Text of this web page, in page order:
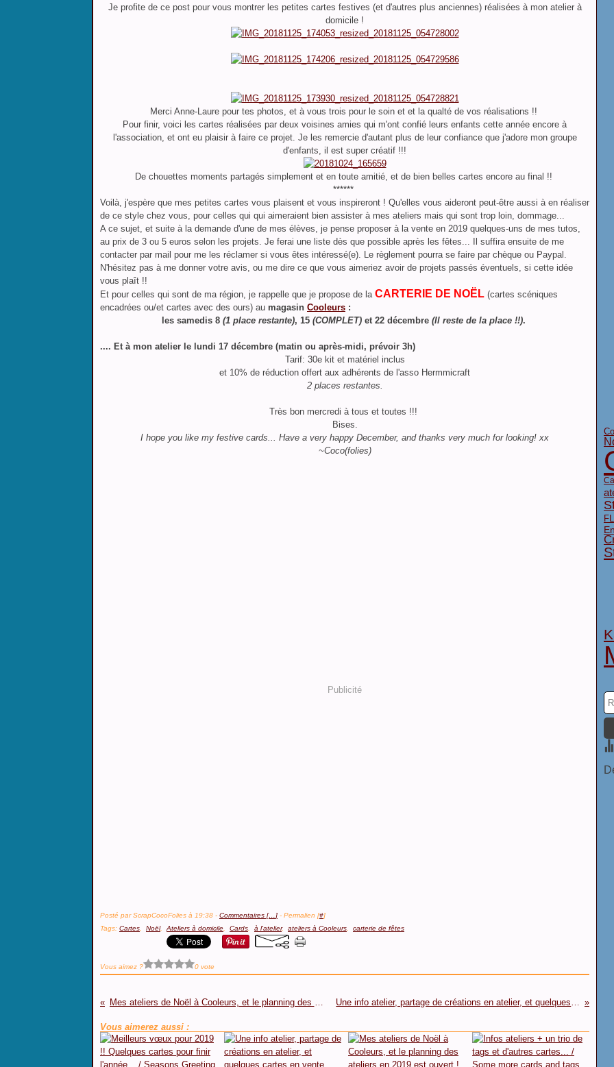
Je profite de ce post pour vous montrer les petites cartes festives (et d'autres plus anciennes) réalisées à mon atelier à
domicile !
Merci Anne-Laure pour tes photos, et à vous trois pour le soin et et la qualté de vos réalisations !!
Pour finir, voici les cartes réalisées par deux voisines amies qui m'ont confié leurs enfants cette année encore à
l'association, et ont eu plaisir à faire ce projet. Je les remercie d'autant plus de leur confiance que j'adore mon groupe
d'enfants, il est super créatif !!!
De chouettes moments partagés simplement et en toute amitié, et de bien belles cartes encore au final !!
******
Voilà, j'espère que mes petites cartes vous plaisent et vous inspireront ! Qu'elles vous aideront peut-être aussi à en réaliser
de ce style chez vous, pour celles qui qui aimeraient bien assister à mes ateliers mais qui sont trop loin, dommage...
A ce sujet, et suite à la demande d'une de mes élèves, je pense proposer à la vente en 2019 quelques-uns de mes tutos,
au prix de 3 ou 5 euros selon les projets. Je ferai une liste dès que possible après les fêtes... Il suffira ensuite de me
contacter par mail pour me les réclamer si vous êtes intéressé(e). Le règlement pourra se faire par chèque ou Paypal.
N'hésitez pas à me donner votre avis, ou me dire ce que vous aimeriez avoir de projets passés éventuels, si cette idée
vous plaît !!
Et pour celles qui sont de ma région, je rappelle que je propose de la CARTERIE DE NOËL (cartes scéniques
encadrées ou/et cartes avec des ours) au magasin Cooleurs :
les samedis 8 (1 place restante), 15(COMPLET)et 22 décembre(Il reste de la place !!).
.... Et à mon atelier le lundi 17 décembre (matin ou après-midi, prévoir 3h)
Tarif: 30e kit et matériel inclus
et 10% de réduction offert aux adhérents de l'asso Hermmicraft
2 places restantes.
Très bon mercredi à tous et toutes !!!
Bises.
I hope you like my festive cards... Have a very happy December, and thanks very much for looking! xx
~Coco(folies)
Publicité
Posté par ScrapCocoFolies à 19:38 - Commentaires [… ] - Permalien [#]
Tags: Cartes Noël, Ateliers à domicile Cards à l'atelier, ateliers à Cooleurs carterie de fêtes
Vous aimez ? 0 vote
Mes ateliers de Noël à Cooleurs, et le planning des ateliers en 2019 est ouvert ! Une info atelier, partage de créations en atelier, et quelques cartes en vente localement...
Vous aimerez aussi :